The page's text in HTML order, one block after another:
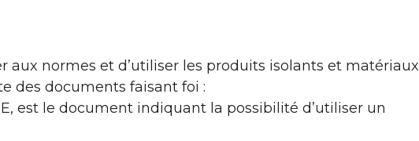
aux normes et d’utiliser les produits isolants et matériaux
des documents faisant foi :
est le document indiquant la possibilité d’utiliser un